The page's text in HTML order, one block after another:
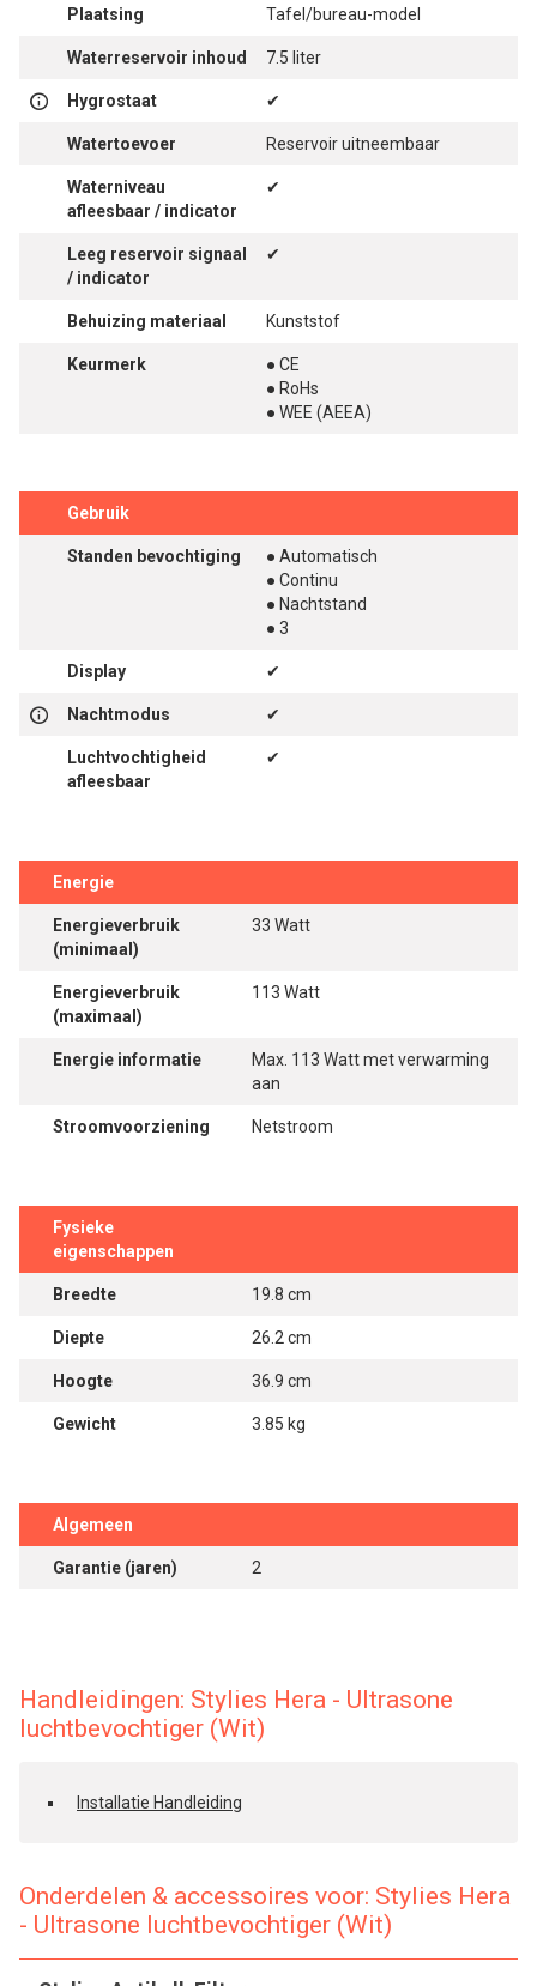
Plaatsing Tafel/bureau-model
Waterreservoir inhoud 7.5 liter
Hygrostaat ✔
Watertoevoer Reservoir uitneembaar
Waterniveau
afleesbaar / indicator
✔
Leeg reservoir signaal
/ indicator
✔
Behuizing materiaal Kunststof
Keurmerk
● CE
● RoHs
● WEE (AEEA)
Gebruik
Standen bevochtiging
● Automatisch
● Continu
● Nachtstand
● 3
Display ✔
Nachtmodus ✔
Luchtvochtigheid
afleesbaar
✔
Energie
Energieverbruik
(minimaal)
33 Watt
Energieverbruik
(maximaal)
113 Watt
Energie informatie
Max. 113 Watt met verwarming
aan
Stroomvoorziening Netstroom
Fysieke
eigenschappen
Breedte 19.8 cm
Diepte 26.2 cm
Hoogte 36.9 cm
Gewicht 3.85 kg
Algemeen
Garantie (jaren) 2
Handleidingen: Stylies Hera - Ultrasone
luchtbevochtiger (Wit)
Installatie Handleiding
Onderdelen & accessoires voor: Stylies Hera
- Ultrasone luchtbevochtiger (Wit)